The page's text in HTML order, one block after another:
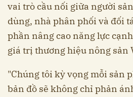
vai trò cầu nối giữa người
dùng, nhà phân phối và đối
phần nâng cao năng lực
giá trị thương hiệu nông sản
"Chúng tôi kỳ vọng mỗi sản
bản đồ sẽ không chỉ phản